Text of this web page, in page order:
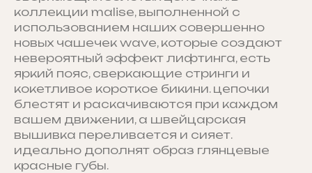
коллекции malise, выполненной с
использованием наших совершенно
новых чашечек wave, которые создают
невероятный эффект лифтинга, есть
яркий пояс, сверкающие стринги и
кокетливое короткое бикини. цепочки
блестят и раскачиваются при каждом
вашем движении, а швейцарская
вышивка переливается и сияет.
идеально дополнят образ глянцевые
красные губы.